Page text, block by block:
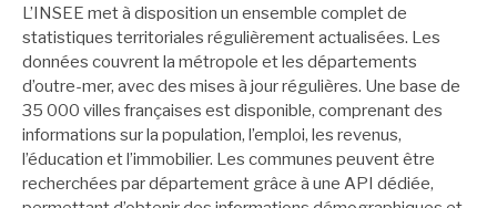
L’INSEE met à disposition un ensemble complet de
statistiques territoriales régulièrement actualisées. Les
données couvrent la métropole et les départements
d’outre-mer, avec des mises à jour régulières. Une base de
35 000 villes françaises est disponible, comprenant des
informations sur la population, l’emploi, les revenus,
l’éducation et l’immobilier. Les communes peuvent être
recherchées par département grâce à une API dédiée,